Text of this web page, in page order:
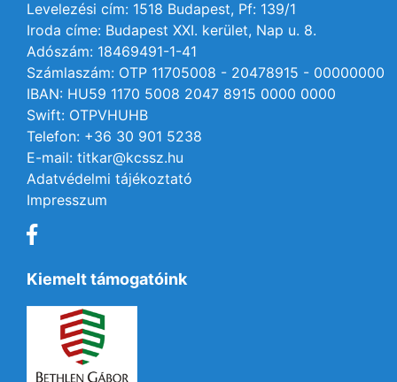
Levelezési cím: 1518 Budapest, Pf: 139/1
Iroda címe: Budapest XXI. kerület, Nap u. 8.
Adószám: 18469491-1-41
Számlaszám: OTP 11705008 - 20478915 - 00000000
IBAN: HU59 1170 5008 2047 8915 0000 0000
Swift: OTPVHUHB
Telefon: +36 30 901 5238
E-mail: titkar@kcssz.hu
Adatvédelmi tájékoztató
Impresszum
Kiemelt támogatóink